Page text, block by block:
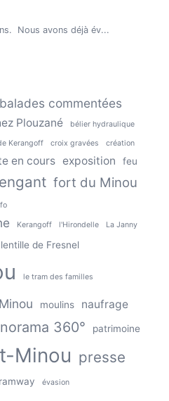
balades commentées
Plouzané bélier hydraulique
Kerangoff croix gravées création
en cours exposition feu
fort du Minou
Kerangoff l'Hirondelle La Janny
lentille de Fresnel
le tram des familles
Minou moulins naufrage
360° patrimoine
Minou presse
évasion